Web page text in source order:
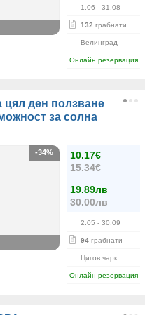
1.06 - 31.08
132 грабнати
Велинград
Онлайн резервация
цял ден ползване
за солна
10.17€
15.34€
19.89лв
30.00лв
2.05 - 30.09
94 грабнати
Цигов чарк
Онлайн резервация
-34%